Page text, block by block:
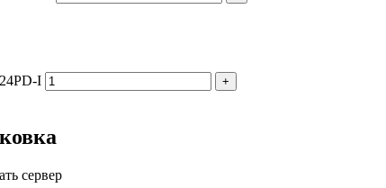
I +
сервер